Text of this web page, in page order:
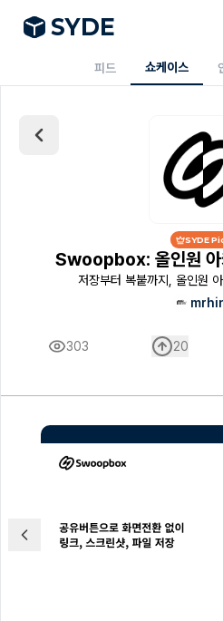
SYDE
피드 쇼케이스
SYDE
Swoopbox: 올인원 아
저장부터 복붙까지, 올인원
303 20